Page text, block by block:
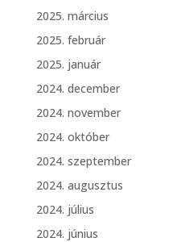
2025. március
2025. február
2025. január
2024. december
2024. november
2024. október
2024. szeptember
2024. augusztus
2024. július
2024. június